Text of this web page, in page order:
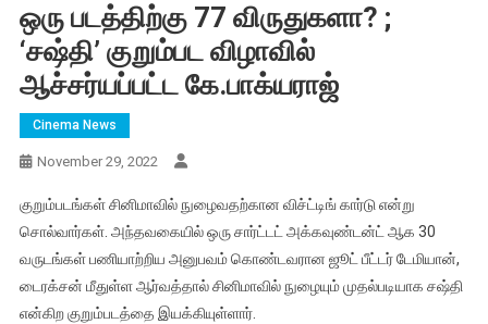
ஒரு படத்திற்கு 77 விருதுகளா? ;
‘சஷ்தி’ குறும்பட விழாவில்
ஆச்சர்யப்பட்ட கே.பாக்யராஜ்
Cinema News
November 29, 2022
குறும்படங்கள் சினிமாவில் நுழைவதற்கான விச்ட்டிங் கார்டு என்று
சொல்வார்கள். அந்தவகையில் ஒரு சார்ட்டட் அக்கவுண்டன்ட் ஆக 30
வருடங்கள் பணியாற்றிய அனுபவம் கொண்டவரான ஜூட் பீட்டர் டேமியான்,
டைரக்சன் மீதுள்ள ஆர்வத்தால் சினிமாவில் நுழையும் முதல்படியாக சஷ்தி
என்கிற குறும்படத்தை இயக்கியுள்ளார்.